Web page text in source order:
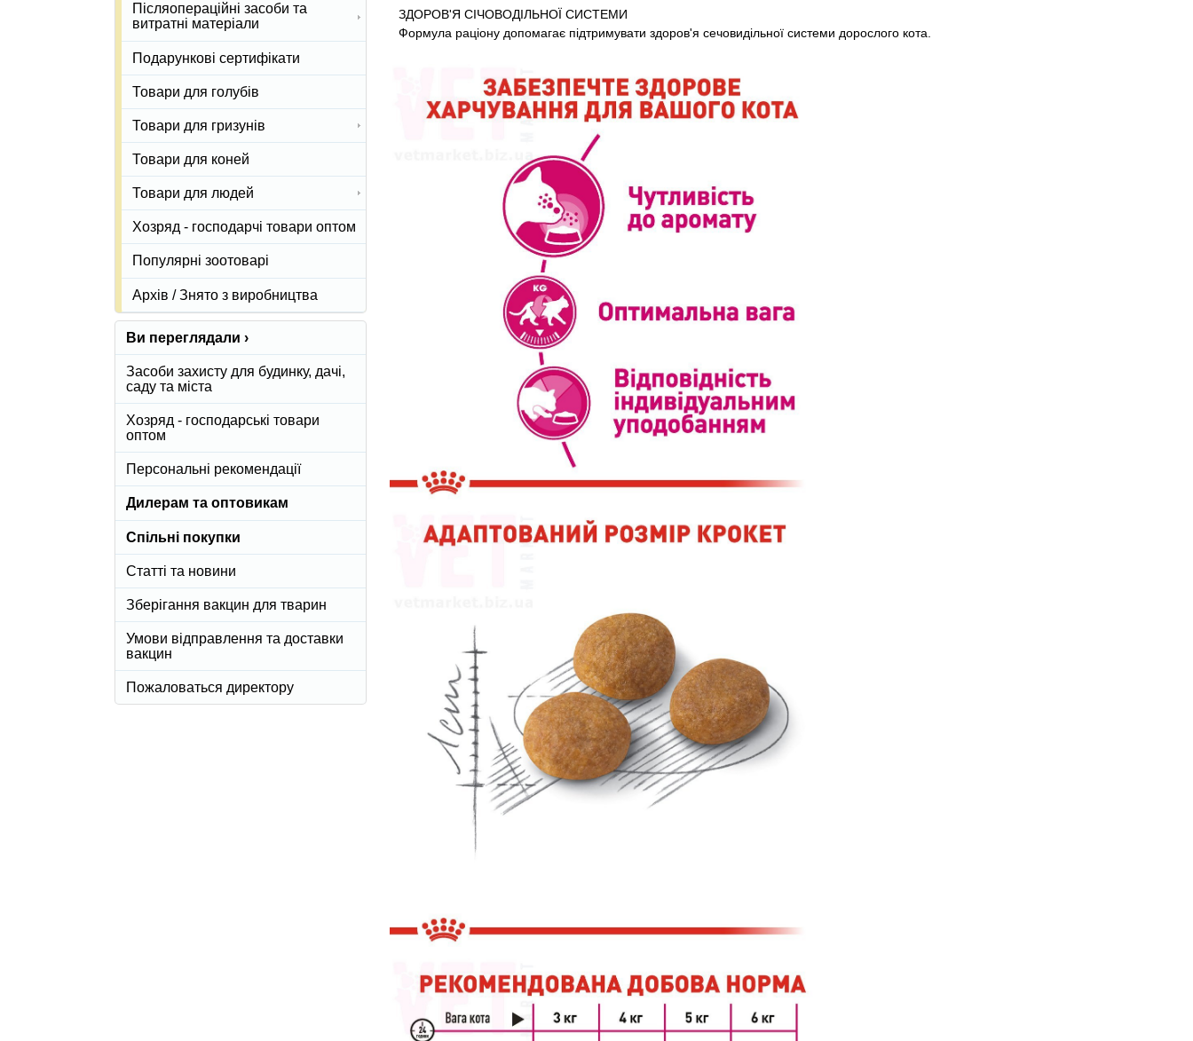
ЗДОРОВ'Я СІЧОВОДІЛЬНОЇ СИСТЕМИ
Формула раціону допомагає підтримувати здоров'я сечовидільної системи дорослого кота.
Післяопераційні засоби та
витратні матеріали
Подарункові сертифікати
Товари для голубів
Товари для гризунів
Товари для коней
Товари для людей
Хозряд - господарчі товари оптом
Популярні зоотоварі
Архів / Знято з виробництва
Ви переглядали ›
Засоби захисту для будинку, дачі,
саду та міста
Хозряд - господарські товари
оптом
Персональні рекомендації
Дилерам та оптовикам
Спільні покупки
Статті та новини
Зберігання вакцин для тварин
Умови відправлення та доставки
вакцин
Пожаловаться директору